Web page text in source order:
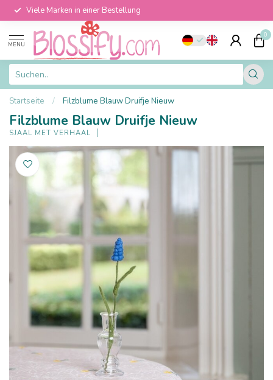
Viele Marken in einer Bestellung
MENU
0
Startseite / Filzblume Blauw Druifje Nieuw
Filzblume Blauw Druifje Nieuw
SJAAL MET VERHAAL